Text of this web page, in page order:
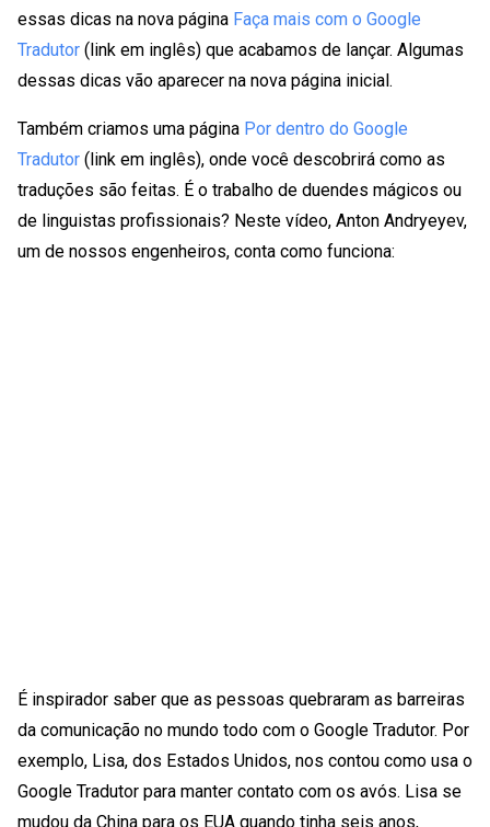
essas dicas na nova página Faça mais com o Google
Tradutor (link em inglês) que acabamos de lançar. Algumas
dessas dicas vão aparecer na nova página inicial.
Também criamos uma página Por dentro do Google
Tradutor (link em inglês), onde você descobrirá como as
traduções são feitas. É o trabalho de duendes mágicos ou
de linguistas profissionais? Neste vídeo, Anton Andryeyev,
um de nossos engenheiros, conta como funciona:
É inspirador saber que as pessoas quebraram as barreiras
da comunicação no mundo todo com o Google Tradutor. Por
exemplo, Lisa, dos Estados Unidos, nos contou como usa o
Google Tradutor para manter contato com os avós. Lisa se
mudou da China para os EUA quando tinha seis anos,